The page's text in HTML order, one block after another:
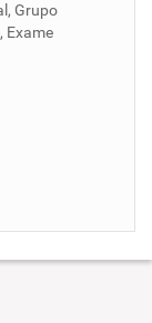
Grupo
Exame